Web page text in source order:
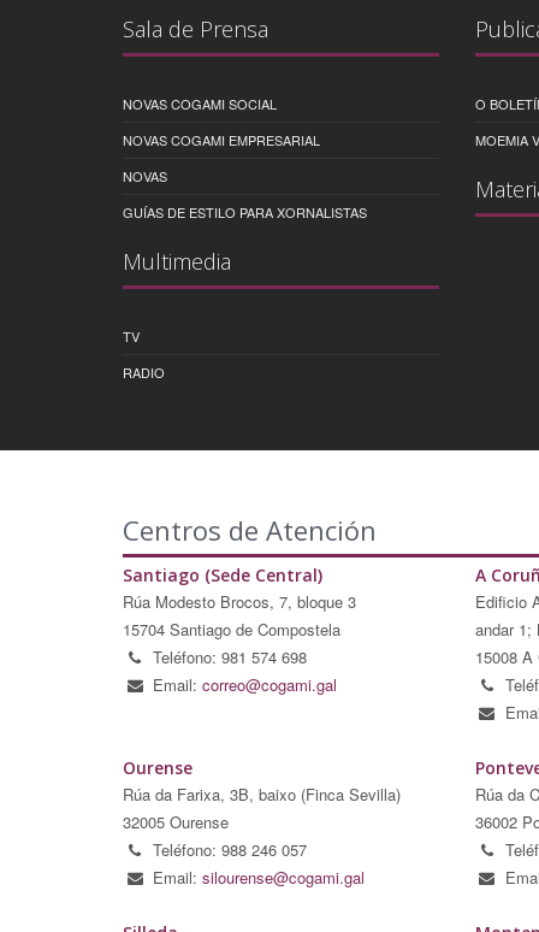
Sala de Prensa
NOVAS COGAMI SOCIAL
NOVAS COGAMI EMPRESARIAL
NOVAS
GUÍAS DE ESTILO PARA XORNALISTAS
Multimedia
TV
RADIO
O
MOEMIA
Centros de Atención
Santiago (Sede Central)
Rúa Modesto Brocos, 7, bloque 3
15704 Santiago de Compostela
Teléfono: 981 574 698
Email: correo@cogami.gal
A
Edificio
andar 1;
15008 A
Ourense
Rúa da Farixa, 3B, baixo (Finca Sevilla)
32005 Ourense
Teléfono: 988 246 057
Email: silourense@cogami.gal
Rúa da
36002